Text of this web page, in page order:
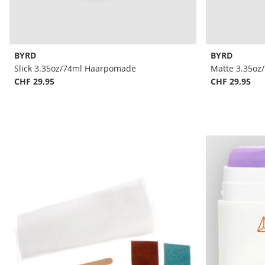
BYRD
Slick 3.35oz/74ml Haarpomade
CHF 29,95
BYRD
Matte
CHF 29,95